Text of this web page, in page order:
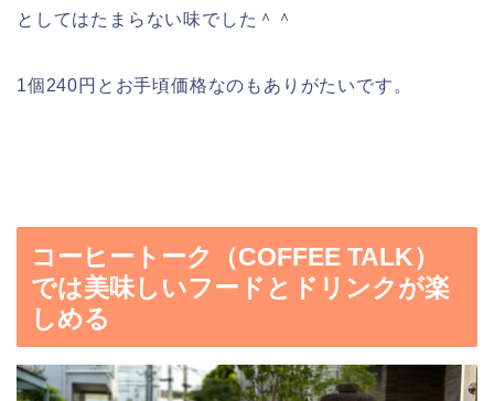
としてはたまらない味でした＾＾
1個240円とお手頃価格なのもありがたいです。
コーヒートーク（COFFEE TALK）
では美味しいフードとドリンクが楽
しめる